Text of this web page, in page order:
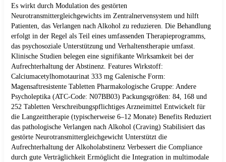
Es wirkt durch Modulation des gestörten
Neurotransmittergleichgewichts im Zentralnervensystem und hilft
Patienten, das Verlangen nach Alkohol zu reduzieren. Die Behandlung
erfolgt in der Regel als Teil eines umfassenden Therapieprogramms,
das psychosoziale Unterstützung und Verhaltenstherapie umfasst.
Klinische Studien belegen eine signifikante Wirksamkeit bei der
Aufrechterhaltung der Abstinenz. Features Wirkstoff:
Calciumacetylhomotaurinat 333 mg Galenische Form:
Magensaftresistente Tabletten Pharmakologische Gruppe: Andere
Psycholeptika (ATC-Code: N07BB03) Packungsgrößen: 84, 168 und
252 Tabletten Verschreibungspflichtiges Arzneimittel Entwickelt für
die Langzeittherapie (typischerweise 6–12 Monate) Benefits Reduziert
das pathologische Verlangen nach Alkohol (Craving) Stabilisiert das
gestörte Neurotransmittergleichgewicht Unterstützt die
Aufrechterhaltung der Alkoholabstinenz Verbessert die Compliance
durch gute Verträglichkeit Ermöglicht die Integration in multimodale